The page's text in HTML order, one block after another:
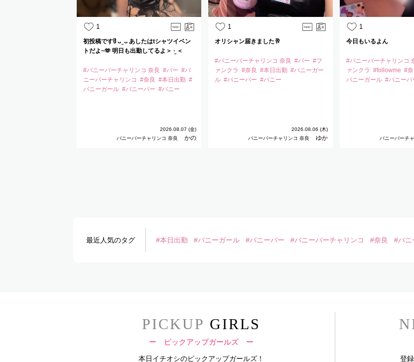
1
初投稿ですჱ̒ ᴗ ̫ ᴗ あしたはtシャツイベン
トだよ~🫶 明日も出勤してるよ＞ ·̫ ＜
#バニーバーチャリンコ 奈良 #バー #バ
ニーバーチャリンコ #奈良 #本日出勤 #
バニーガール #バニーバー #バニー
2026.08.07 (金)
バニーバーチャリンコ 奈良
かの
1
オリシャン届きました🥂
#バニーバーチャリンコ 奈良 #バー #フ
ァンクラ #奈良 #本日出勤 #バニーガー
ル #バニーバー #バニー
2026.08.06 (木)
バニーバーチャリンコ 奈良
ゆか
1
今日もいるよん
#バニーバーチャリンコ
ァンクラ #followme #奈
バニーガール #バニーバ
バニーバーチ
最近人気のタグ #本日出勤 #バニーガール #バニーバー #バニーバーチャリンコ #奈良 #バニ
PICKUP GIRLS
ー ピックアップガールズ ー
本日イチオシのピックアップガールズ！
登